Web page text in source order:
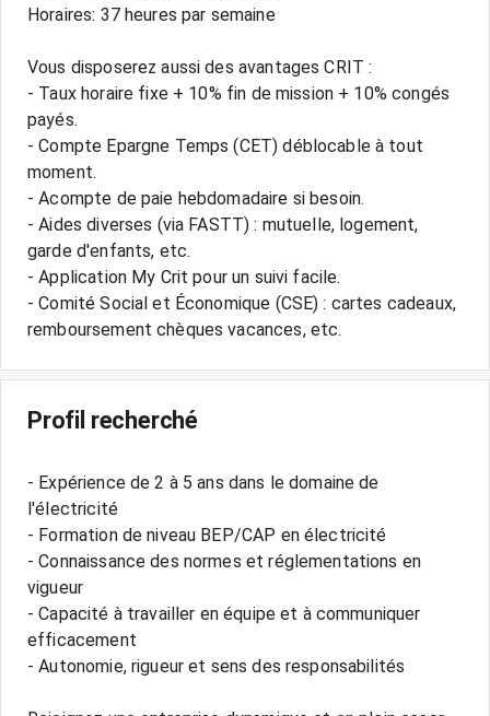
Horaires: 37 heures par semaine
Vous disposerez aussi des avantages CRIT :
- Taux horaire fixe + 10% fin de mission + 10% congés
payés.
- Compte Epargne Temps (CET) déblocable à tout
moment.
- Acompte de paie hebdomadaire si besoin.
- Aides diverses (via FASTT) : mutuelle, logement,
garde d'enfants, etc.
- Application My Crit pour un suivi facile.
- Comité Social et Économique (CSE) : cartes cadeaux,
Profil recherché
- Expérience de 2 à 5 ans dans le domaine de
l'électricité
- Formation de niveau BEP/CAP en électricité
- Connaissance des normes et réglementations en
vigueur
- Capacité à travailler en équipe et à communiquer
efficacement
- Autonomie, rigueur et sens des responsabilités